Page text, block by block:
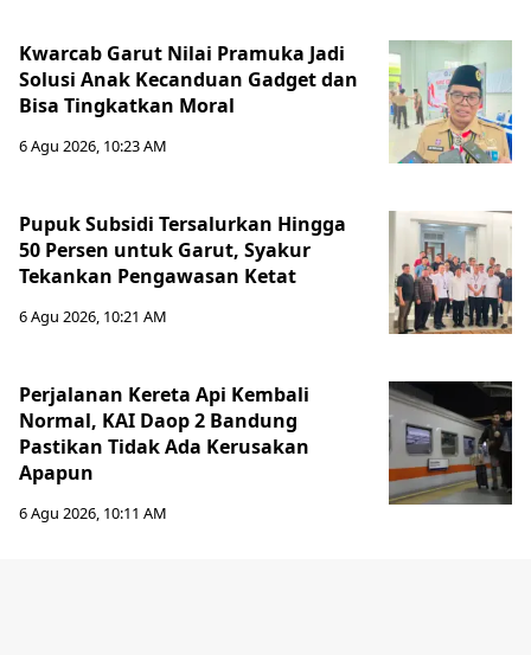
Kwarcab Garut Nilai Pramuka Jadi
Solusi Anak Kecanduan Gadget dan
Bisa Tingkatkan Moral
6 Agu 2026, 10:23 AM
Pupuk Subsidi Tersalurkan Hingga
50 Persen untuk Garut, Syakur
Tekankan Pengawasan Ketat
6 Agu 2026, 10:21 AM
Perjalanan Kereta Api Kembali
Normal, KAI Daop 2 Bandung
Pastikan Tidak Ada Kerusakan
Apapun
6 Agu 2026, 10:11 AM